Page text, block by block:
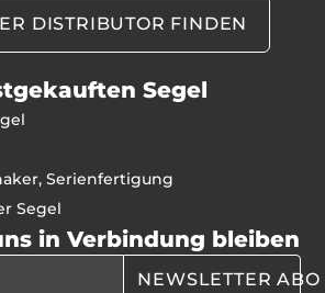
DISTRIBUTOR FINDEN
Segel
Serienfertigung
Segel
in Verbindung bleiben
NEWSLETTER ABO